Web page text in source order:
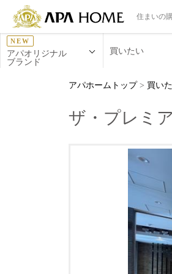
住まいの
NEW
アパオリジナル
ブランド
買いたい
アパホームトップ> 買い
ザ・プレミ